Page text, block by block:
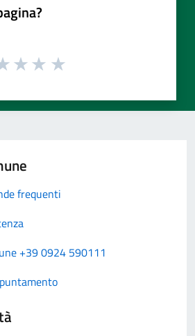
frequenti
+39 0924 590111